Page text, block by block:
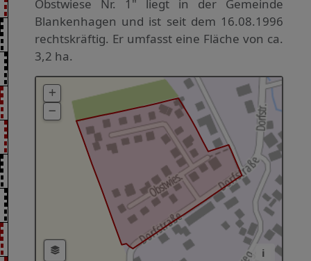
Obstwiese Nr. 1" liegt in der Gemeinde
Blankenhagen und ist seit dem 16.08.1996
rechtskräftig. Er umfasst eine Fläche von ca.
3,2 ha.
i